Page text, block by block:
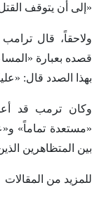
«إلى أن يتوقف
ولاحقاً، قال
قصده بعبارة
بهذا الصدد قال:
وكان ترمب قد
«مستعدة تماماً»
بين المتظاهرين
للمزيد من المقالات